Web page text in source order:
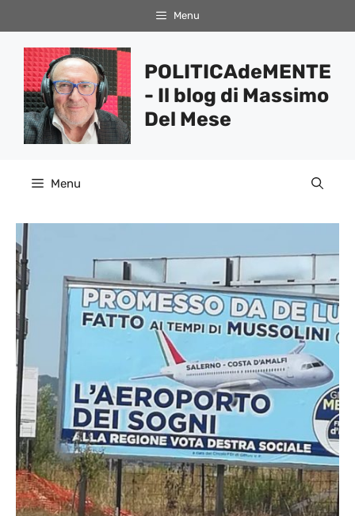
al
contenuto
Menu
POLITICAdeMENTE
- Il blog di Massimo
Del Mese
Menu